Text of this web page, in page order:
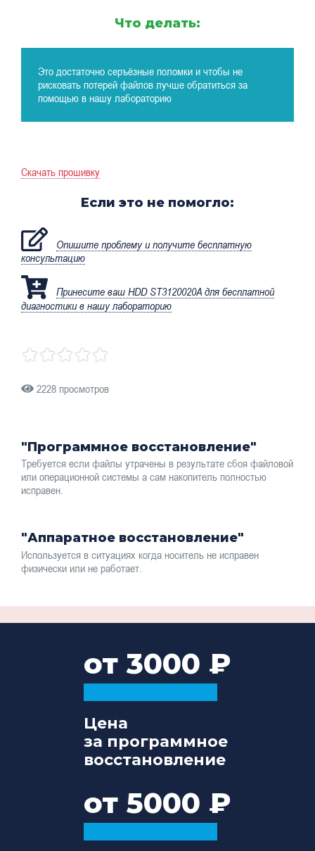
Что делать:
Это достаточно серъёзные поломки и чтобы не
рисковать потерей файлов лучше обратиться за
помощью в нашу лабораторию
Скачать прошивку
Если это не помогло:
Опишите проблему и получите бесплатную
консультацию
Принесите ваш HDD ST3120020A для бесплатной
диагностики в нашу лабораторию
2228 просмотров
"Программное восстановление"
Требуется если файлы утрачены в результате сбоя файловой
или операционной системы а сам накопитель полностью
исправен.
"Аппаратное восстановление"
Используется в ситуациях когда носитель не исправен
физически или не работает.
от 3000
Цена
за программное
восстановление
от 5000